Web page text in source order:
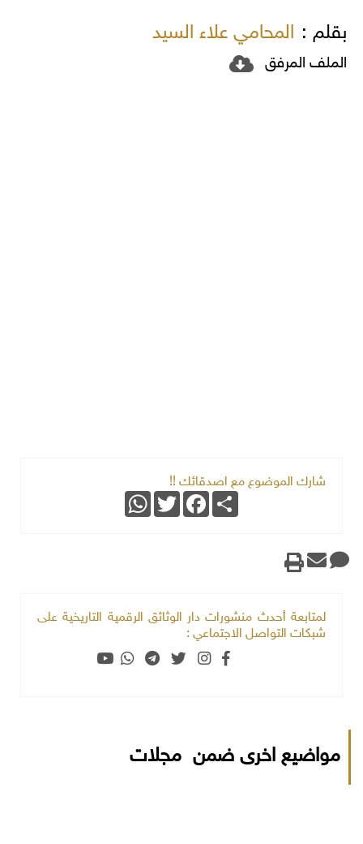
بقلم : المحامي علاء السيد
الملف المرفق
شارك الموضوع مع اصدقائك !!
Share
Facebook
Twitter
WhatsApp
لمتابعة أحدث منشورات دار الوثائق الرقمية التاريخية على
شبكات التواصل الاجتماعي :
مواضيع اخرى ضمن مجلات